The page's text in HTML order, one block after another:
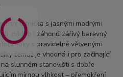
letnička s jasnými modrými
nádob i záhonů zářivý barevný
keříky s pravidelně větvenými
čemuž je vhodná i pro začínající
slunném stanovišti s dobře
mírnou vlhkost – přemokření